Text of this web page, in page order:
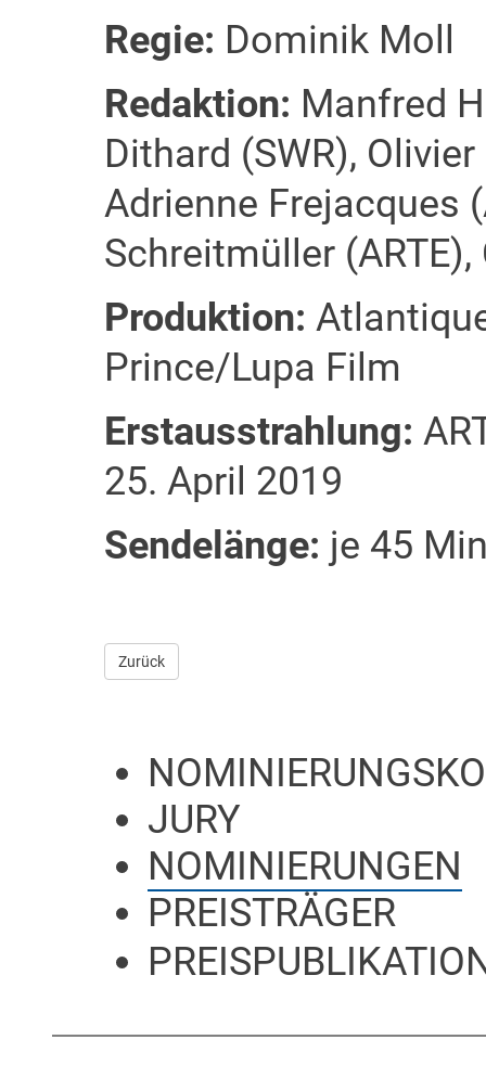
Regie: Dominik Moll
Redaktion: Manfred
Dithard (SWR),
Adrienne Frejacques
Schreitmüller
Produktion:
Prince/Lupa Film
Erstausstrahlung:
25. April 2019
Sendelänge: je 45
Zurück
JURY
NOMINIERUNGEN
PREISTRÄGER